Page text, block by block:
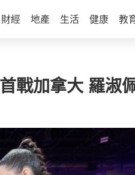
財經 地產 生活 健康 教
戰加拿大 羅淑